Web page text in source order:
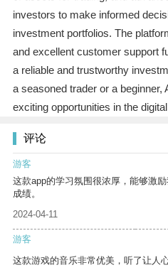
investors to make informed
investment portfolios. The
and excellent customer support
a reliable and trustworthy
a seasoned trader or a beginner,
exciting opportunities in the
评论
游客
这款app的学习氛围很浓厚，能够激
成绩。
2024-04-11
游客
这款游戏的音乐非常优美，听了让人